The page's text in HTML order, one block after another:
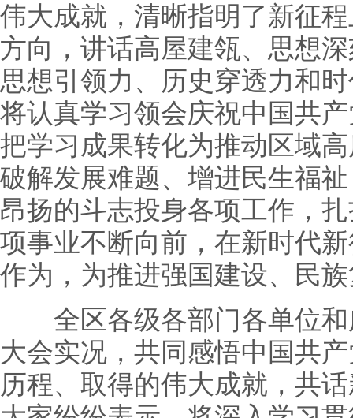
伟大成就，清晰指明了新征
方向，讲话高屋建瓴、思想
思想引领力、历史穿透力和
将认真学习领会庆祝中国共
把学习成果转化为推动区域
破解发展难题、增进民生福
昂扬的斗志投身各项工作，
项事业不断向前，在新时代
作为，为推进强国建设、民
全区各级各部门各单位和
大会实况，共同感悟中国共
历程、取得的伟大成就，共